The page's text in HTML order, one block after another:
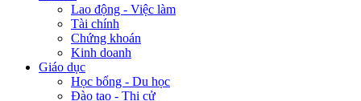
Lao động - Việc làm
Tài chính
Chứng khoán
Kinh doanh
Giáo dục
Học bổng - Du học
Đào tạo - Thi cử